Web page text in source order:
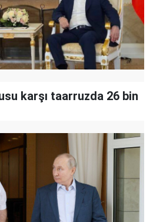
karşı taarruzda 26 bin